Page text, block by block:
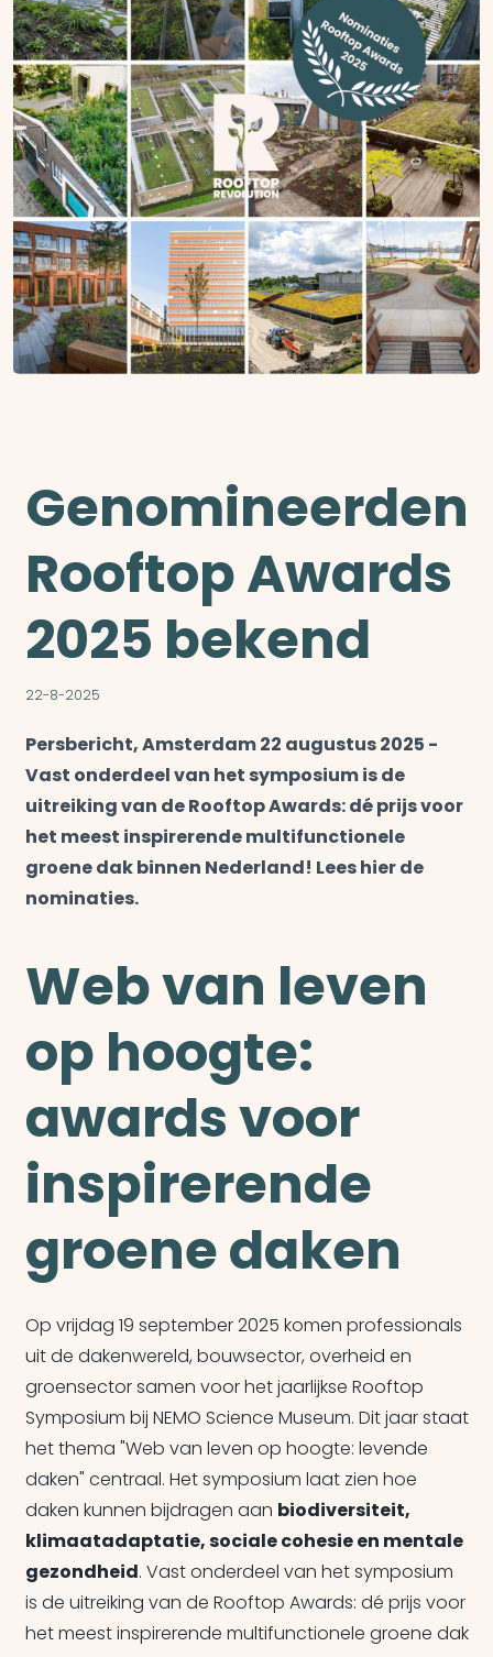
Genomineerden
Rooftop Awards
2025 bekend
22-8-2025
Persbericht, Amsterdam 22 augustus 2025 -
Vast onderdeel van het symposium is de
uitreiking van de Rooftop Awards: dé prijs voor
het meest inspirerende multifunctionele
groene dak binnen Nederland! Lees hier de
nominaties.
Web van leven
op hoogte:
awards voor
inspirerende
groene daken
Op vrijdag 19 september 2025 komen professionals
uit de dakenwereld, bouwsector, overheid en
groensector samen voor het jaarlijkse Rooftop
Symposium bij NEMO Science Museum. Dit jaar staat
het thema "Web van leven op hoogte: levende
daken" centraal. Het symposium laat zien hoe
daken kunnen bijdragen aan biodiversiteit,
klimaatadaptatie, sociale cohesie en mentale
gezondheid. Vast onderdeel van het symposium
is de uitreiking van de Rooftop Awards: dé prijs voor
het meest inspirerende multifunctionele groene dak